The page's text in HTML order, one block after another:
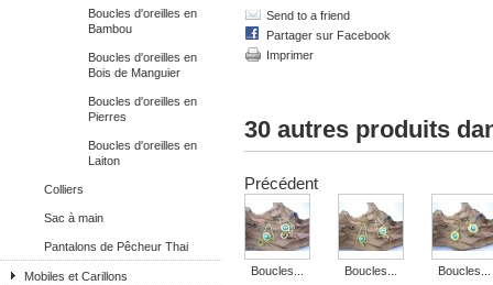
Boucles d'oreilles en
Bambou
Boucles d'oreilles en
Bois de Manguier
Boucles d'oreilles en
Pierres
Boucles d'oreilles en
Laiton
Colliers
Sac à main
Pantalons de Pêcheur Thai
Mobiles et Carillons
Send to a friend
Partager sur Facebook
Imprimer
30 autres produits
Précédent
Boucles... Boucles... Boucles...